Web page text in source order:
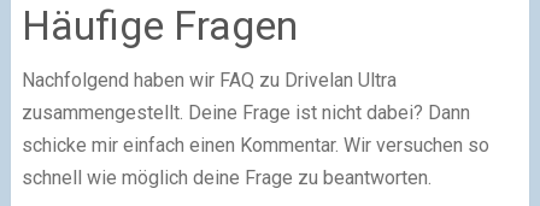
Häufige Fragen
Nachfolgend haben wir FAQ zu Drivelan Ultra
zusammengestellt. Deine Frage ist nicht dabei? Dann
schicke mir einfach einen Kommentar. Wir versuchen so
schnell wie möglich deine Frage zu beantworten.